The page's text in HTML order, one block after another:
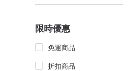
限時優惠
免運商品
折扣商品